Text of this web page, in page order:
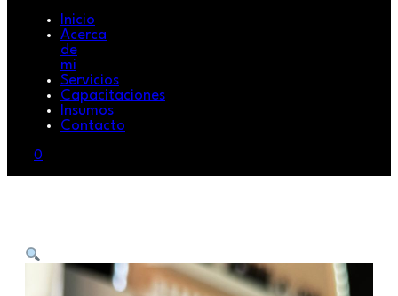
Inicio
Acerca
de
mi
Servicios
Capacitaciones
Insumos
Contacto
0